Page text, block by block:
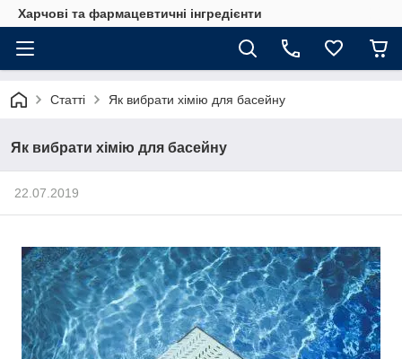
Харчові та фармацевтичні інгредієнти
Статті Як вибрати хімію для басейну
Як вибрати хімію для басейну
22.07.2019